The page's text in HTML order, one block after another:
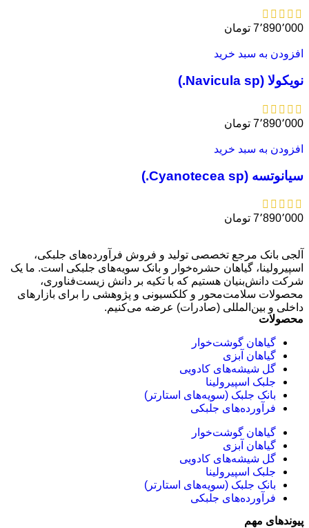
7٬890٬000 تومان
افزودن به سبد خرید
نویکولا (Navicula sp.)
7٬890٬000 تومان
افزودن به سبد خرید
سیانوتسه (Cyanotecea sp.)
7٬890٬000 تومان
آلجی بانک مرجع تخصصی تولید و فروش فرآورده‌های جلبکی،
اسپیرولینا، گیاهان حشره‌خوار و بانک سویه‌های جلبکی است. ما یک
شرکت دانش‌بنیان هستیم که با تکیه بر دانش زیست‌فناوری،
محصولات سلامت‌محور و کلکسیونی و پژوهشی را برای بازارهای
داخلی و بین‌المللی (صادرات) عرضه می‌کنیم.
محصولات
گیاهان گوشت‌خوار
گیاهان آبزی
گل شیشه‌های کادویی
جلبک اسپیرولینا
بانک جلبک (سویه‌های استارتر)
فرآورده‌های جلبکی
گیاهان گوشت‌خوار
گیاهان آبزی
گل شیشه‌های کادویی
جلبک اسپیرولینا
بانک جلبک (سویه‌های استارتر)
فرآورده‌های جلبکی
پیوندهای مهم